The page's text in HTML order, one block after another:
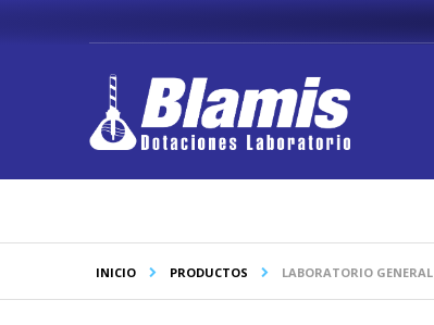
a
INICIO PRODUCTOS LABORATORIO GENERAL